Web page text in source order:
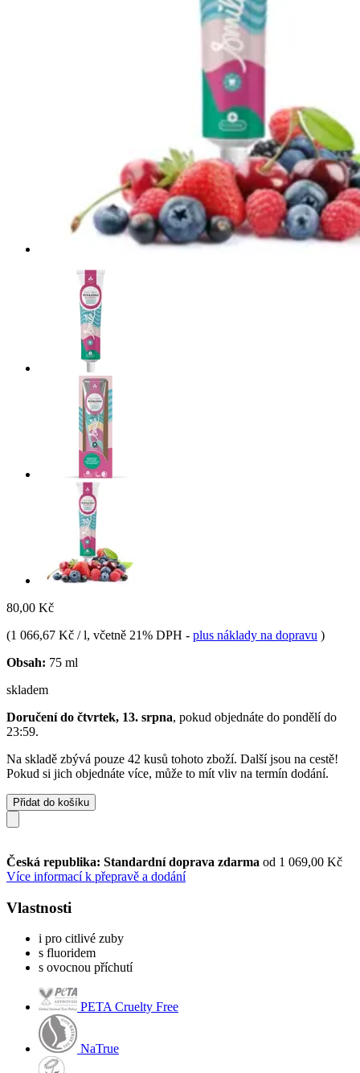
80,00 Kč
(1 066,67 Kč / l, včetně 21% DPH - plus náklady na dopravu )
Obsah: 75 ml
skladem
Doručení do čtvrtek, 13. srpna, pokud objednáte do pondělí do
23:59.
Na skladě zbývá pouze 42 kusů tohoto zboží. Další jsou na cestě!
Pokud si jich objednáte více, může to mít vliv na termín dodání.
Přidat do košíku
Česká republika: Standardní doprava zdarma od 1 069,00 Kč
Více informací k přepravě a dodání
Vlastnosti
i pro citlivé zuby
s fluoridem
s ovocnou příchutí
PETA Cruelty Free
NaTrue